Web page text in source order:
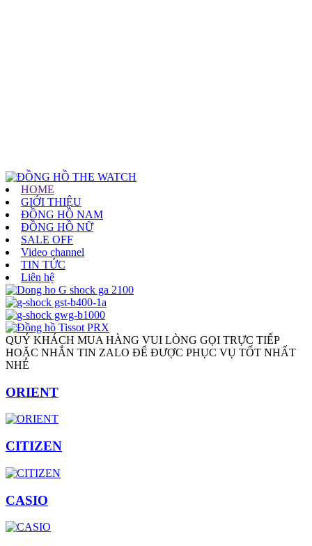
HOME
GIỚI THIỆU
ĐỒNG HỒ NAM
ĐỒNG HỒ NỮ
SALE OFF
Video channel
TIN TỨC
Liên hệ
QUÝ KHÁCH MUA HÀNG VUI LÒNG GỌI TRỰC TIẾP
HOẶC NHẮN TIN ZALO ĐỂ ĐƯỢC PHỤC VỤ TỐT NHẤT
NHÉ
ORIENT
CITIZEN
CASIO